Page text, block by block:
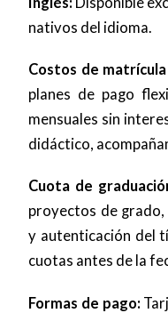
nativos del idioma.
Costos de
planes de pago
mensuales sin
didáctico,
Cuota de
proyectos de
y autenticación del
cuotas antes de la
Formas de pago: